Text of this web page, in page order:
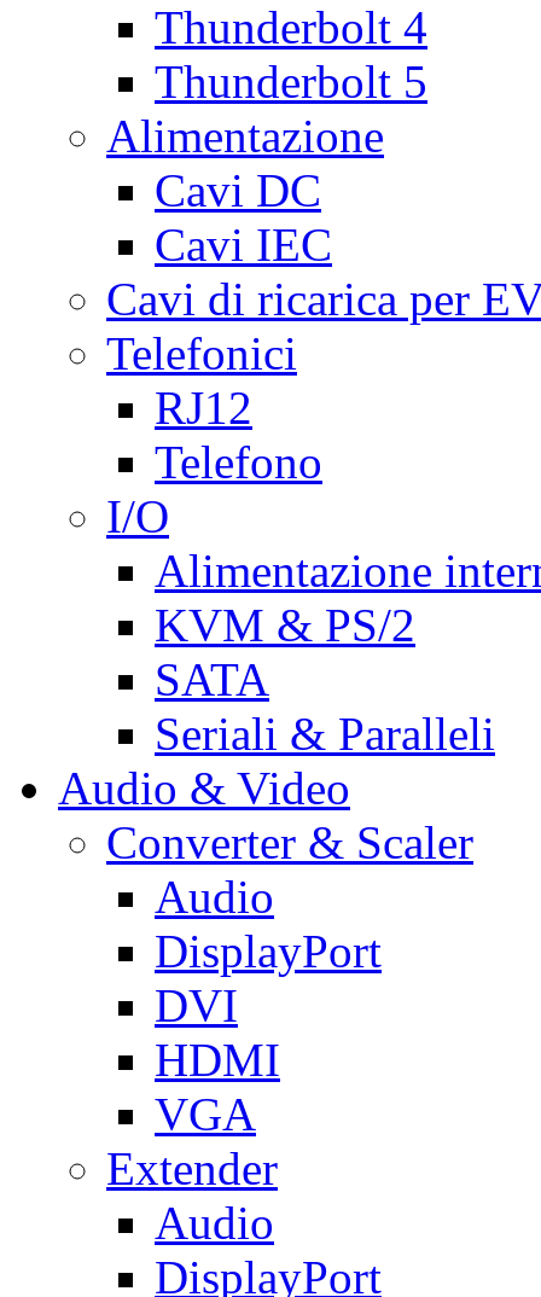
Thunderbolt 4
Thunderbolt 5
Alimentazione
Cavi DC
Cavi IEC
Cavi di ricarica per
Telefonici
RJ12
Telefono
I/O
Alimentazione
KVM & PS/2
SATA
Seriali & Paralleli
Audio & Video
Converter & Scaler
Audio
DisplayPort
DVI
HDMI
VGA
Extender
Audio
DisplayPort